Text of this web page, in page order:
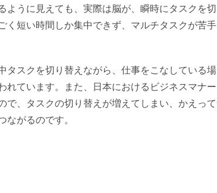
ように見えても、実際は脳が、瞬時にタスクを
短い時間しか集中できず、マルチタスクが苦
スクを切り替えながら、仕事をこなしている場
ています。また、日本におけるビジネスマナ
、タスクの切り替えが増えてしまい、かえっ
がるのです。